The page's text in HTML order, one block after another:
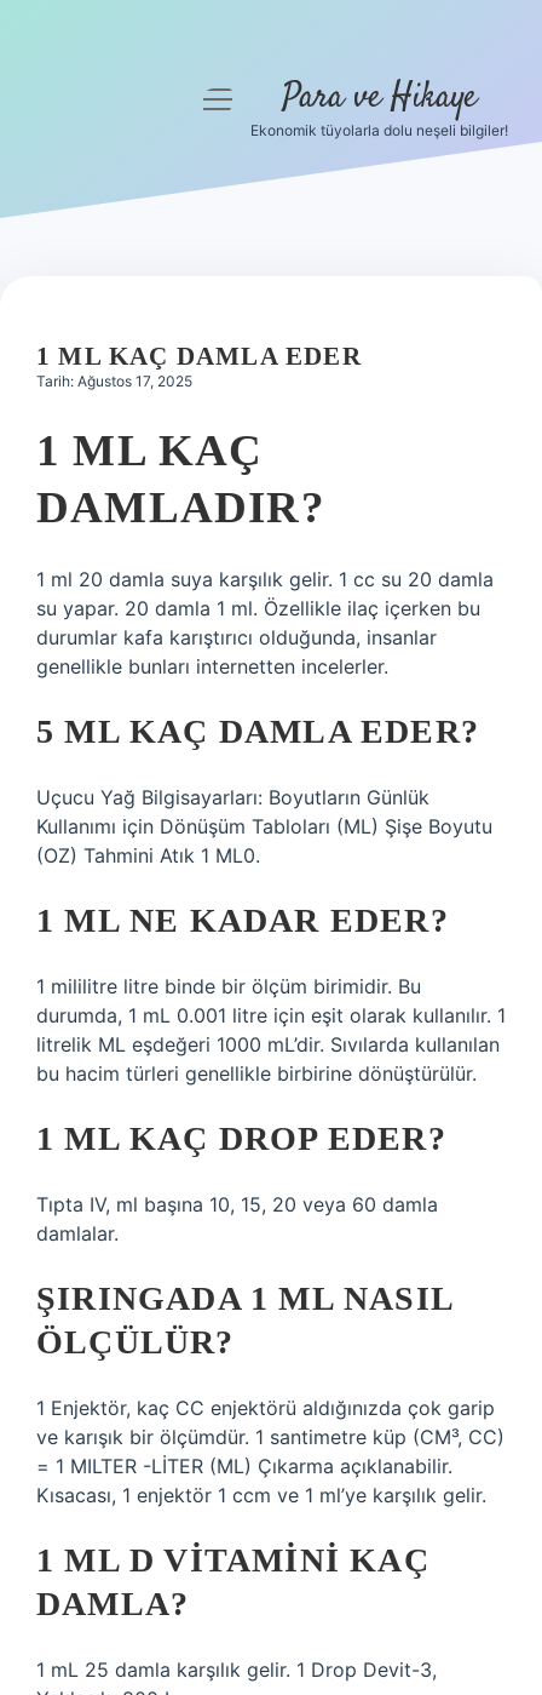
Hakkımızda
menüyü
Para ve Hikaye
Ekonomik tüyolarla dolu neşeli bilgiler!
1 ML KAÇ DAMLA EDER
Tarih: Ağustos 17, 2025
1 ML KAÇ
DAMLADIR?
1 ml 20 damla suya karşılık gelir. 1 cc su 20 damla
su yapar. 20 damla 1 ml. Özellikle ilaç içerken bu
durumlar kafa karıştırıcı olduğunda, insanlar
genellikle bunları internetten incelerler.
5 ML KAÇ DAMLA EDER?
Uçucu Yağ Bilgisayarları: Boyutların Günlük
Kullanımı için Dönüşüm Tabloları (ML) Şişe Boyutu
(OZ) Tahmini Atık 1 ML0.
1 ML NE KADAR EDER?
1 mililitre litre binde bir ölçüm birimidir. Bu
durumda, 1 mL 0.001 litre için eşit olarak kullanılır. 1
litrelik ML eşdeğeri 1000 mL’dir. Sıvılarda kullanılan
bu hacim türleri genellikle birbirine dönüştürülür.
1 ML KAÇ DROP EDER?
Tıpta IV, ml başına 10, 15, 20 veya 60 damla
damlalar.
ŞIRINGADA 1 ML NASIL
ÖLÇÜLÜR?
1 Enjektör, kaç CC enjektörü aldığınızda çok garip
ve karışık bir ölçümdür. 1 santimetre küp (CM³, CC)
= 1 MILTER -LİTER (ML) Çıkarma açıklanabilir.
Kısacası, 1 enjektör 1 ccm ve 1 ml’ye karşılık gelir.
1 ML D VITAMINI KAÇ
DAMLA?
1 mL 25 damla karşılık gelir. 1 Drop Devit-3,